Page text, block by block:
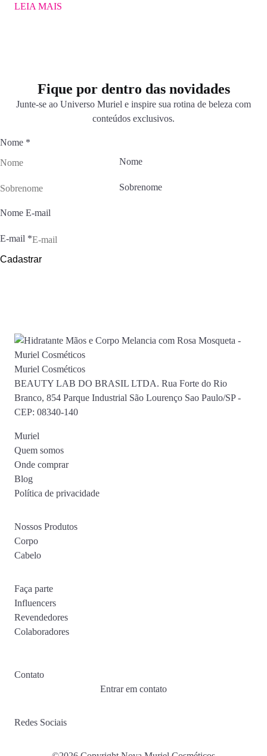
LEIA MAIS
Fique por dentro das novidades
Junte-se ao Universo Muriel e inspire sua rotina de beleza com
conteúdos exclusivos.
Nome *
Nome
Sobrenome
Nome E-mail
E-mail *
Cadastrar
Muriel Cosméticos
BEAUTY LAB DO BRASIL LTDA. Rua Forte do Rio
Branco, 854 Parque Industrial São Lourenço Sao Paulo/SP -
CEP: 08340-140
Muriel
Quem somos
Onde comprar
Blog
Política de privacidade
Nossos Produtos
Corpo
Cabelo
Faça parte
Influencers
Revendedores
Colaboradores
Contato
Entrar em contato
Redes Sociais